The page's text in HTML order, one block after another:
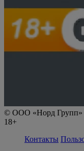
© ООО «Норд Групп»
18+
Контакты